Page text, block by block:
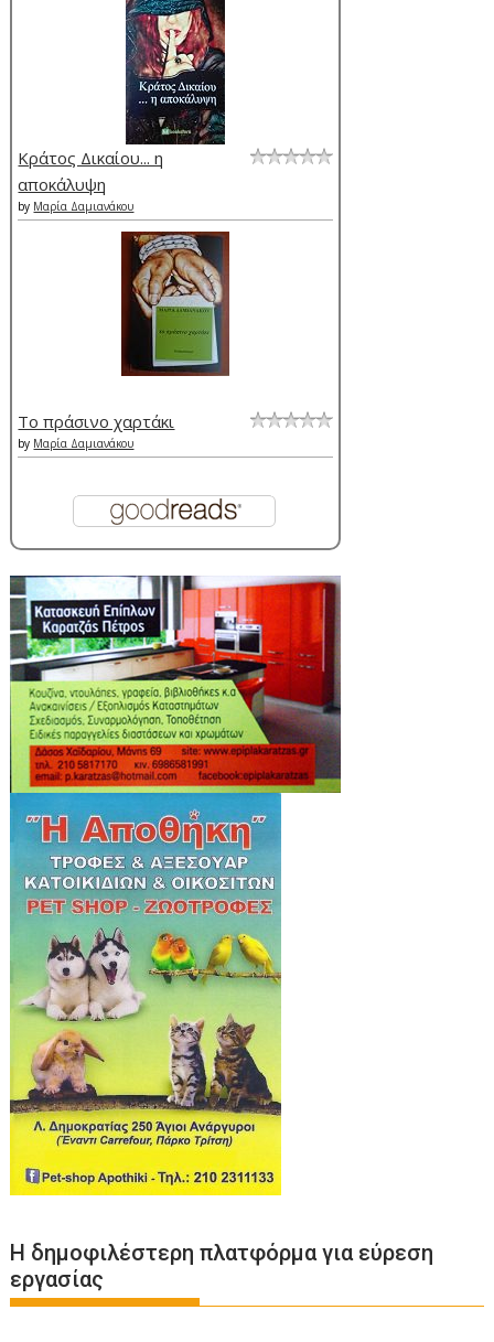
Κράτος Δικαίου... η
αποκάλυψη
by Μαρία Δαμιανάκου
Το πράσινο χαρτάκι
by Μαρία Δαμιανάκου
Η δημοφιλέστερη πλατφόρμα για εύρεση
εργασίας